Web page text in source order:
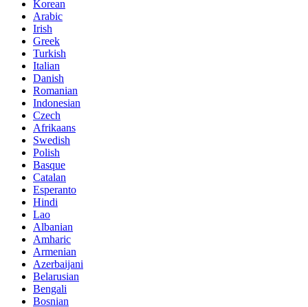
Korean
Arabic
Irish
Greek
Turkish
Italian
Danish
Romanian
Indonesian
Czech
Afrikaans
Swedish
Polish
Basque
Catalan
Esperanto
Hindi
Lao
Albanian
Amharic
Armenian
Azerbaijani
Belarusian
Bengali
Bosnian